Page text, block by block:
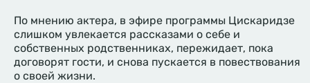
По мнению актера, в эфире программы Цискаридзе
слишком увлекается рассказами о себе и
собственных родственниках, пережидает, пока
договорят гости, и снова пускается в повествования
о своей жизни.